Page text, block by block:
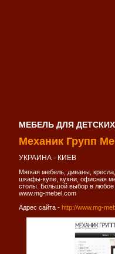
МЕБЕЛЬ ДЛЯ
Механик Групп
УКРАИНА - КИЕВ
Мягкая мебель, диваны,
шкафы-купе, кухни, офисная
столы. Большой выбор в любое
www.mg-mebel.com
Адрес сайта - http://www.mg-